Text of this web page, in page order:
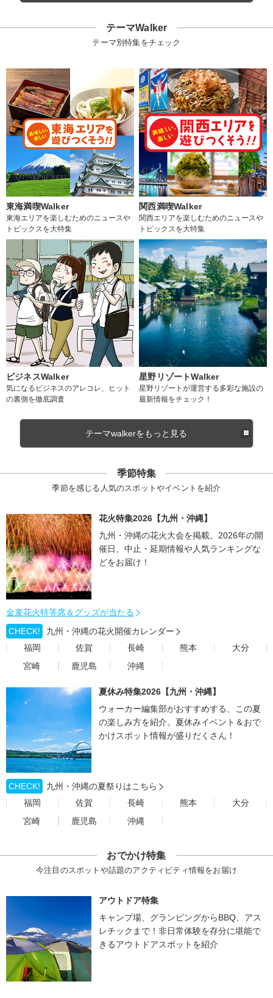
テーマWalker
テーマ別特集をチェック
東海満喫Walker
東海エリアを楽しむためのニュースや
トピックスを大特集
関西満喫Walker
関西エリアを楽しむためのニュースや
トピックスを大特集
ビジネスWalker
気になるビジネスのアレコレ、ヒット
の裏側を徹底調査
星野リゾートWalker
星野リゾートが運営する多彩な施設の
最新情報をチェック！
テーマwalkerをもっと見る
季節特集
季節を感じる人気のスポットやイベントを紹介
花火特集2026【九州・沖縄】
九州・沖縄の花火大会を掲載。2026年の開
催日、中止・延期情報や人気ランキングな
どをお届け！
金麦花火特等席＆グッズが当たる
CHECK!
九州・沖縄の花火開催カレンダー
福岡
佐賀 長崎 熊本
大分
宮崎
鹿児島 沖縄
夏休み特集2026【九州・沖縄】
ウォーカー編集部がおすすめする、この夏
の楽しみ方を紹介。夏休みイベント＆おで
かけスポット情報が盛りだくさん！
CHECK!
九州・沖縄の夏祭りはこちら
福岡
佐賀 長崎 熊本
大分
宮崎
鹿児島 沖縄
おでかけ特集
今注目のスポットや話題のアクティビティ情報をお届け
アウトドア特集
キャンプ場、グランピングからBBQ、アス
レチックまで！非日常体験を存分に堪能で
きるアウトドアスポットを紹介